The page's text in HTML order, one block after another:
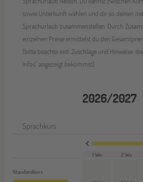
sowie Unterkunft wählen und dir so deinen
Sprachurlaub zusammenstellen. Durch
einzelnen Preise ermittelst du den
(bitte beachte evtl. Zuschläge und Hinweise,
Infos" angezeigt bekommst).
2026/2027
Sprachkurs
Standardkurs
1 Wo 2 Wo